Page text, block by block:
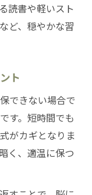
の質を上げる
の回復効果
影響を与える
読書や軽いスト
ど、穏やかな習
ト
できない場合で
す。短時間でも
がカギとなりま
く、適温に保つ